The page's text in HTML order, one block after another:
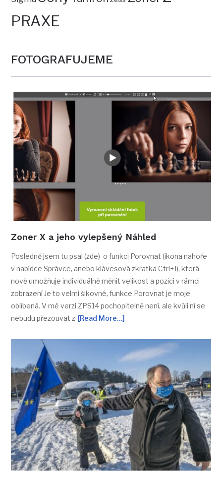
PRAXE
FOTOGRAFUJEME
Zoner X a jeho vylepšený Náhled
Posledně jsem tu psal (zde) o funkci Porovnat (ikona nahoře
v nabídce Správce, anebo klávesová zkratka Ctrl+J), která
nově umožňuje individuálně měnit velikost a pozici v rámci
zobrazení Je to velmi šikovné, funkce Porovnat je moje
oblíbená. V mé verzi ZPS14 pochopitelně není, ale kvůli ní se
nebudu přezouvat z [Read More…]